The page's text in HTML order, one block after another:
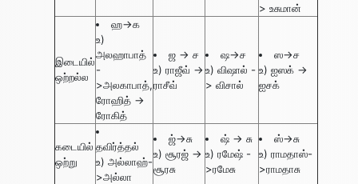
> உசுமான்
இடையில்
ஒற்றல்ல
ஹ->க
உ)
அலஹாபாத்
-
>அலகாபாத்,
ரோஹித் ->
ரோகித்
ஜ -> ச
உ) ராஜீவ் ->
ராசீவ்
ஷ->ச
உ) விஷால் -
> விசால்
ஸ->ச
உ) ஐஸக் ->
ஐசக்
கடையில்
ஒற்று
தவிர்த்தல்
உ) அல்லாஹ்-
>அல்லா
ஜ்->சு
உ) சூரஜ் ->
சூரசு
ஷ் -> சு
உ) ரமேஷ் -
>ரமேசு
ஸ்->சு
உ) ராமதாஸ்-
>ராமதாசு